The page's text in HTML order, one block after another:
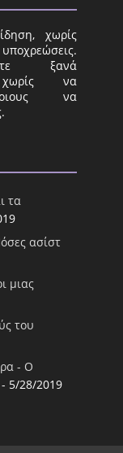
χωρίς
ξανά
χωρίς να
να
τα
ασίστ
μιας
του
- Ο
- 5/28/2019